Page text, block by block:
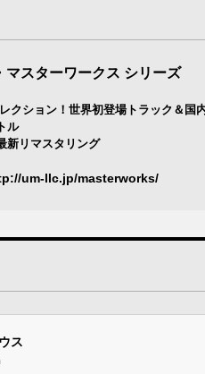
スターワークス シリーズ
クション！世界初登場トラック＆国
ル
新リマスタリング
um-llc.jp/masterworks/
ス